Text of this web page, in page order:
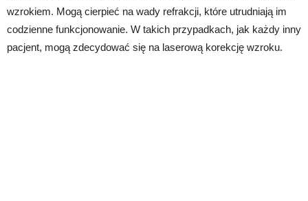
wzrokiem. Mogą cierpieć na wady refrakcji, które utrudniają im
codzienne funkcjonowanie. W takich przypadkach, jak każdy inny
pacjent, mogą zdecydować się na laserową korekcję wzroku.